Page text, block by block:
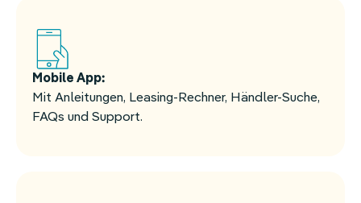
Mobile App:
Mit Anleitungen, Leasing-Rechner, Händler-Suche,
FAQs und Support.